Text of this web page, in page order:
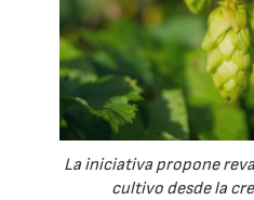
La iniciativa propone
cultivo desde la